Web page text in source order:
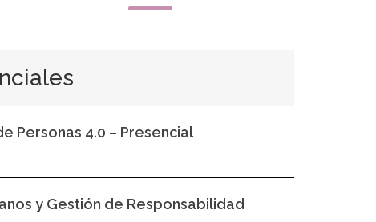
Personas 4.0 – Presencial
y Gestión de Responsabilidad